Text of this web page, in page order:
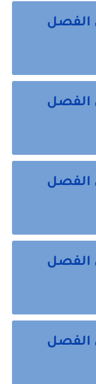
الفصل
الفصل
الفصل
الفصل
الفصل